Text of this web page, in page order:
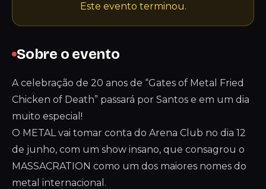
Sobre o evento
A celebração de 20 anos de “Gates of Metal Fried
Chicken of Death” passará por Santos e em um dia
muito especial!
O METAL vai tomar conta do Arena Club no dia 12
de junho, com um show insano, que consagrou o
MASSACRATION como um dos maiores nomes do
metal internacional.
Este evento terminou.